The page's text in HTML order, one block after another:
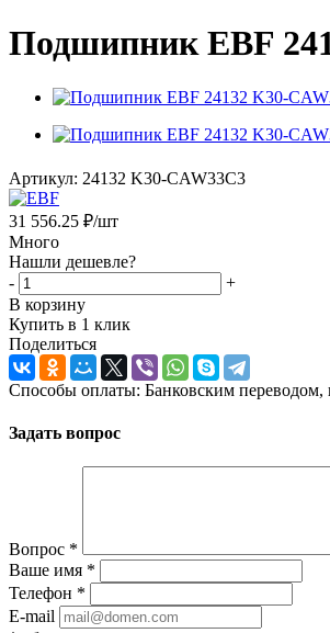
Подшипник EBF
Артикул: 24132 K30-CAW33C3
31 556.25 ₽/шт
Много
Нашли дешевле?
-
+
В корзину
Купить в 1 клик
Поделиться
Способы оплаты: Банковским
Задать вопрос
Вопрос *
Ваше имя *
Телефон *
E-mail